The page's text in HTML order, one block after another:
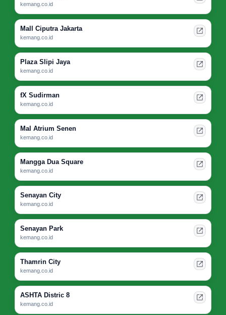
kemang.co.id
Mall Ciputra Jakarta
kemang.co.id
Plaza Slipi Jaya
kemang.co.id
fX Sudirman
kemang.co.id
Mal Atrium Senen
kemang.co.id
Mangga Dua Square
kemang.co.id
Senayan City
kemang.co.id
Senayan Park
kemang.co.id
Thamrin City
kemang.co.id
ASHTA Distric 8
kemang.co.id